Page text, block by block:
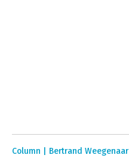
Column | Bertrand Weegenaar